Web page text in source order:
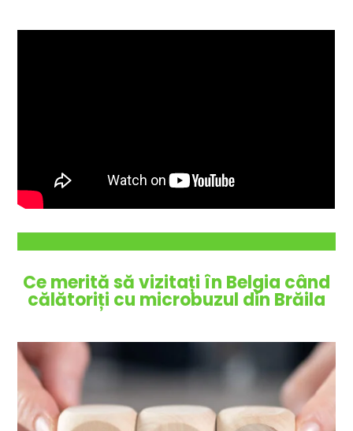
Ce merită să vizitați în Belgia când
călătoriți cu microbuzul din Brăila